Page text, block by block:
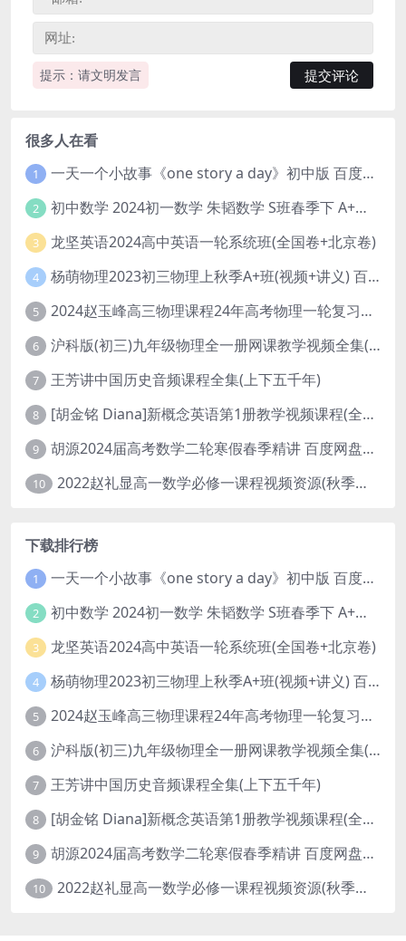
提示：请文明发言
很多人在看
1 一天一个小故事《one story a day》初中版 百度网盘分享下载
2 初中数学 2024初一数学 朱韬数学 S班春季下 A+班春季下 百度云网盘
3 龙坚英语2024高中英语一轮系统班(全国卷+北京卷)
4 杨萌物理2023初三物理上秋季A+班(视频+讲义) 百度网盘分享
5 2024赵玉峰高三物理课程24年高考物理一轮复习网课教程
6 沪科版(初三)九年级物理全一册网课教学视频全集(录播版 杜春雨 66讲)
7 王芳讲中国历史音频课程全集(上下五千年)
8 [胡金铭 Diana]新概念英语第1册教学视频课程(全集 百度网盘下载)
9 胡源2024届高考数学二轮寒假春季精讲 百度网盘分享
10 2022赵礼显高一数学必修一课程视频资源(秋季班 含讲义)百度网盘云
下载排行榜
1 一天一个小故事《one story a day》初中版 百度网盘分享下载
2 初中数学 2024初一数学 朱韬数学 S班春季下 A+班春季下 百度云网盘
3 龙坚英语2024高中英语一轮系统班(全国卷+北京卷)
4 杨萌物理2023初三物理上秋季A+班(视频+讲义) 百度网盘分享
5 2024赵玉峰高三物理课程24年高考物理一轮复习网课教程
6 沪科版(初三)九年级物理全一册网课教学视频全集(录播版 杜春雨 66讲)
7 王芳讲中国历史音频课程全集(上下五千年)
8 [胡金铭 Diana]新概念英语第1册教学视频课程(全集 百度网盘下载)
9 胡源2024届高考数学二轮寒假春季精讲 百度网盘分享
10 2022赵礼显高一数学必修一课程视频资源(秋季班 含讲义)百度网盘云